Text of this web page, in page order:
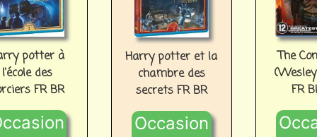
potter à
l'école des
FR BR
Harry potter et la
chambre des
secrets FR BR
Occasion
The
FR